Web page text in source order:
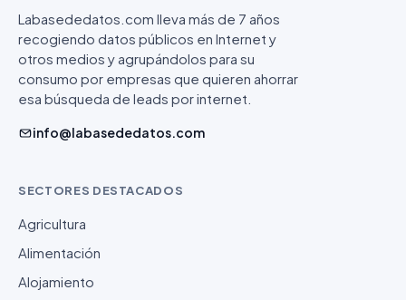
Labasededatos.com lleva más de 7 años
recogiendo datos públicos en Internet y
otros medios y agrupándolos para su
consumo por empresas que quieren ahorrar
esa búsqueda de leads por internet.
info@labasededatos.com
SECTORES DESTACADOS
Agricultura
Alimentación
Alojamiento